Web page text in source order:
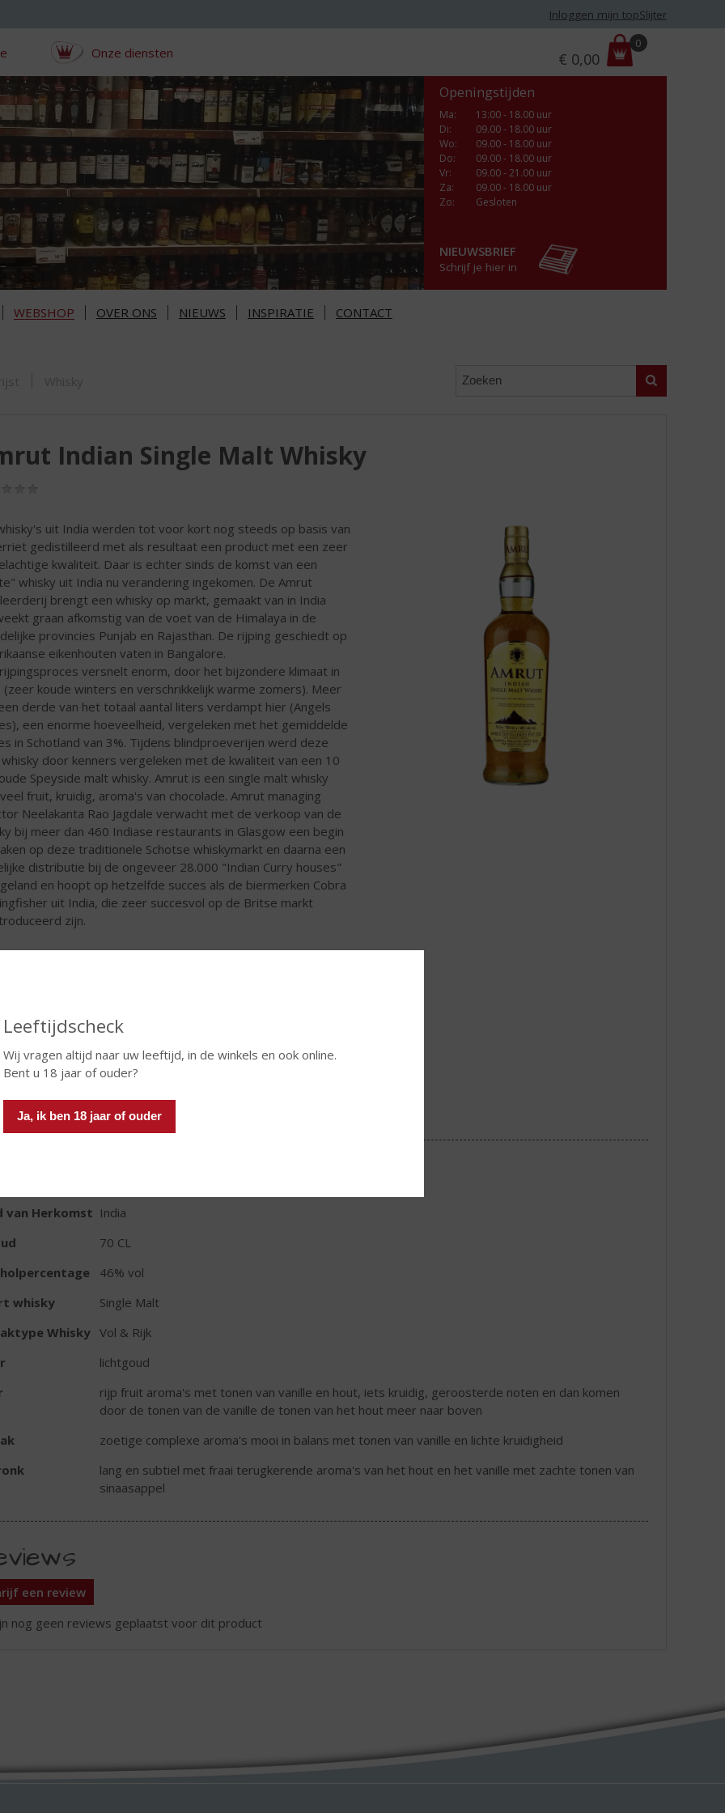
Leeftijdscheck
Wij vragen altijd naar uw leeftijd, in de winkels en ook online.
Bent u 18 jaar of ouder?
Ja, ik ben 18 jaar of ouder
Inloggen mijn topSlijter
Onze diensten
r
i
€ 0,00
0
Openingstijden
Ma:
13:00 - 18.00 uur
Di:
09.00 - 18.00 uur
Wo:
09.00 - 18.00 uur
Do:
09.00 - 18.00 uur
Vr:
09.00 - 21.00 uur
Za:
09.00 - 18.00 uur
Zo:
Gesloten
NIEUWSBRIEF
Schrijf je hier in
WEBSHOP OVER ONS NIEUWS INSPIRATIE CONTACT
Zoeken
Whisky
Indian Single Malt Whisky
uit India werden tot voor kort nog steeds op basis van
gedistilleerd met als resultaat een product met een zeer
kwaliteit. Daar is echter sinds de komst van een
whisky uit India nu verandering ingekomen. De Amrut
brengt een whisky op markt, gemaakt van in India
graan afkomstig van de voet van de Himalaya in de
provincies Punjab en Rajasthan. De rijping geschiedt op
eikenhouten vaten in Bangalore.
versnelt enorm, door het bijzondere klimaat in
(zeer koude winters en verschrikkelijk warme zomers). Meer
derde van het totaal aantal liters verdampt hier (Angels
een enorme hoeveelheid, vergeleken met het gemiddelde
in Schotland van 3%. Tijdens blindproeverijen werd deze
door kenners vergeleken met de kwaliteit van een 10
Speyside malt whisky. Amrut is een single malt whisky
fruit, kruidig, aroma's van chocolade. Amrut managing
Neelakanta Rao Jagdale verwacht met de verkoop van de
bij meer dan 460 Indiase restaurants in Glasgow een begin
op deze traditionele Schotse whiskymarkt en daarna een
distributie bij de ongeveer 28.000 "Indian Curry houses"
en hoopt op hetzelfde succes als de biermerken Cobra
uit India, die zeer succesvol op de Britse markt
zijn.
€41,99
In winkelmand
van Herkomst India
70 CL
46% vol
whisky
Single Malt
Whisky Vol & Rijk
lichtgoud
rijp fruit aroma's met tonen van vanille en hout, iets kruidig, geroosterde noten en dan komen
door de tonen van de vanille de tonen van het hout meer naar boven
zoetige complexe aroma's mooi in balans met tonen van vanille en lichte kruidigheid
lang en subtiel met fraai terugkerende aroma's van het hout en het vanille met zachte tonen van
sinaasappel
een review
nog geen reviews geplaatst voor dit product